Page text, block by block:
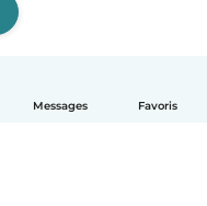
Messages Favoris